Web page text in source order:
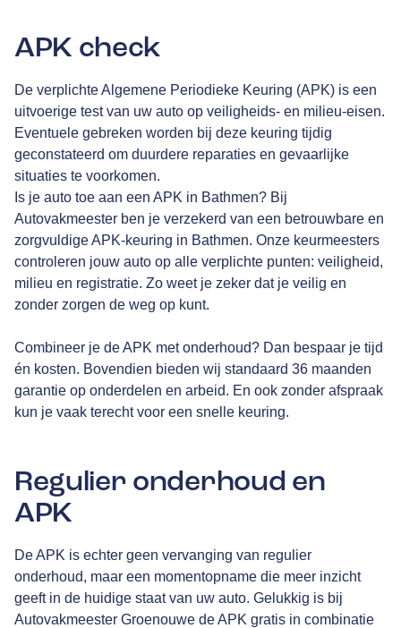
APK check
De verplichte Algemene Periodieke Keuring (APK) is een
uitvoerige test van uw auto op veiligheids- en milieu-eisen.
Eventuele gebreken worden bij deze keuring tijdig
geconstateerd om duurdere reparaties en gevaarlijke
situaties te voorkomen.
Is je auto toe aan een APK in Bathmen? Bij
Autovakmeester ben je verzekerd van een betrouwbare en
zorgvuldige APK-keuring in Bathmen. Onze keurmeesters
controleren jouw auto op alle verplichte punten: veiligheid,
milieu en registratie. Zo weet je zeker dat je veilig en
zonder zorgen de weg op kunt.
Combineer je de APK met onderhoud? Dan bespaar je tijd
én kosten. Bovendien bieden wij standaard 36 maanden
garantie op onderdelen en arbeid. En ook zonder afspraak
kun je vaak terecht voor een snelle keuring.
Regulier onderhoud en
APK
De APK is echter geen vervanging van regulier
onderhoud, maar een momentopname die meer inzicht
geeft in de huidige staat van uw auto. Gelukkig is bij
Autovakmeester Groenouwe de APK gratis in combinatie